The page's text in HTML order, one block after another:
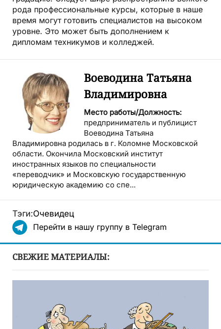
рода профессиональные курсы, которые в наше
время могут готовить специалистов на высоком
уровне. Это может быть дополнением к
дипломам техникумов и колледжей.
Воеводина Татьяна
Владимировна
Место работы/Должность:
предприниматель и публицист
Воеводина Татьяна
Владимировна родилась в г. Коломне Московской
области. Окончила Московский институт
иностранных языков по специальности
«переводчик» и Московскую государственную
юридическую академию со спе...
Тэги:Очевидец
Перейти в нашу группу в Telegram
СВЕЖИЕ МАТЕРИАЛЫ: